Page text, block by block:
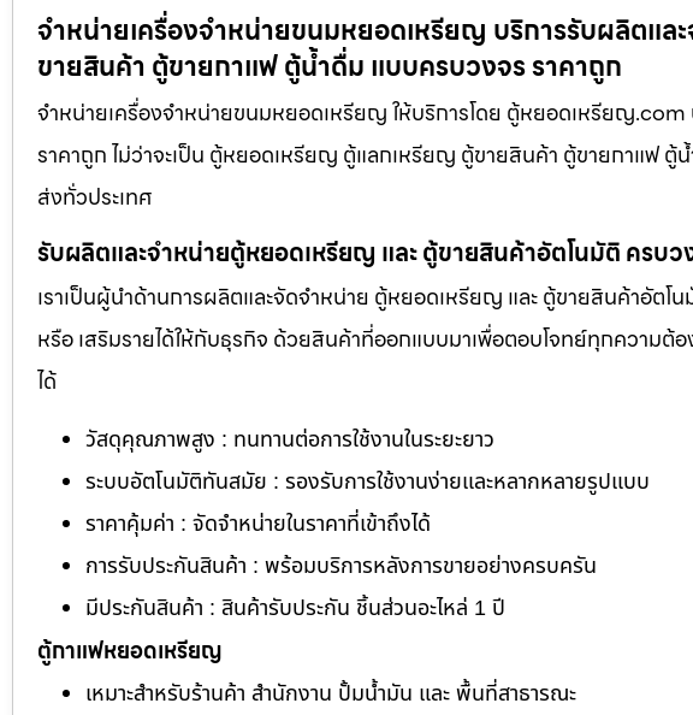
จำหน่ายเครื่องจำหน่ายขนมหยอดเหรียญ​ บริการรับผลิตแ
ขายสินค้า ตู้ขายกาแฟ ตู้น้ำดื่ม แบบครบวงจร ราคาถูก
จำหน่ายเครื่องจำหน่ายขนมหยอดเหรียญ​ ให้บริการโดย ตู้หยอดเหรียญ
ราคาถูก ไม่ว่าจะเป็น ตู้หยอดเหรียญ ตู้แลกเหรียญ ตู้ขายสินค้า ตู้ขายกาแฟ
ส่งทั่วประเทศ
รับผลิตและจำหน่ายตู้หยอดเหรียญ และ ตู้ขายสินค้าอัตโนมัติ ครบว
เราเป็นผู้นำด้านการผลิตและจัดจำหน่าย ตู้หยอดเหรียญ และ ตู้ขายสินค้าอัตโ
หรือ เสริมรายได้ให้กับธุรกิจ ด้วยสินค้าที่ออกแบบมาเพื่อตอบโจทย์ทุกความต้
ได้
วัสดุคุณภาพสูง : ทนทานต่อการใช้งานในระยะยาว
ระบบอัตโนมัติทันสมัย : รองรับการใช้งานง่ายและหลากหลายรูปแบบ
ราคาคุ้มค่า : จัดจำหน่ายในราคาที่เข้าถึงได้
การรับประกันสินค้า : พร้อมบริการหลังการขายอย่างครบครัน
มีประกันสินค้า : สินค้ารับประกัน ชิ้นส่วนอะไหล่ 1 ปี
ตู้กาแฟหยอดเหรียญ
เหมาะสำหรับร้านค้า สำนักงาน ปั้มน้ำมัน และ พื้นที่สาธารณะ